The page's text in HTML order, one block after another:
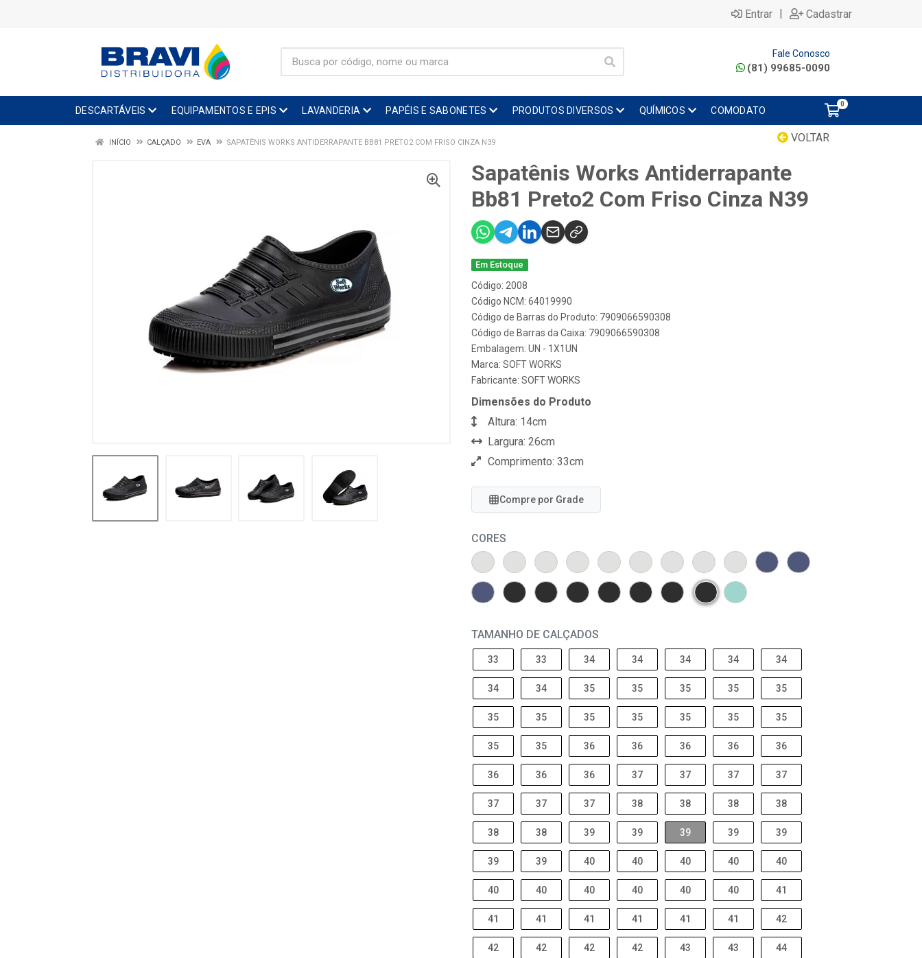
Entrar | Cadastrar
Fale Conosco
(81) 99685-0090
DESCARTÁVEIS EQUIPAMENTOS E EPIS LAVANDERIA PAPÉIS E SABONETES PRODUTOS DIVERSOS QUÍMICOS COMODATO
0
VOLTAR
INÍCIO CALÇADO EVA SAPATÊNIS WORKS ANTIDERRAPANTE BB81 PRETO2 COM FRISO CINZA N39
Sapatênis Works Antiderrapante
Bb81 Preto2 Com Friso Cinza N39
Em Estoque
Código: 2008
Código NCM: 64019990
Código de Barras do Produto: 7909066590308
Código de Barras da Caixa: 7909066590308
Embalagem: UN - 1X1UN
Marca: SOFT WORKS
Fabricante: SOFT WORKS
Dimensões do Produto
Altura: 14cm
Largura: 26cm
Comprimento: 33cm
Compre por Grade
CORES
TAMANHO DE CALÇADOS
33 33 34 34 34 34 34
34 34 35 35 35 35 35
35 35 35 35 35 35 35
35 35 36 36 36 36 36
36 36 36 37 37 37 37
37 37 37 38 38 38 38
38 38 39 39 39 39 39
39 39 40 40 40 40 40
40 40 40 40 40 40 41
41 41 41 41 41 41 42
42 42 42 42 43 43 44